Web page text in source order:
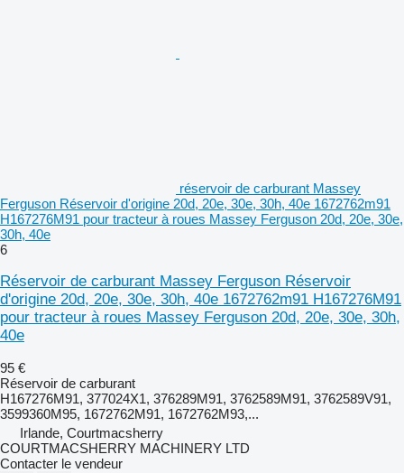
réservoir de carburant Massey
Ferguson Réservoir d'origine 20d, 20e, 30e, 30h, 40e 1672762m91
H167276M91 pour tracteur à roues Massey Ferguson 20d, 20e, 30e,
30h, 40e
6
Réservoir de carburant Massey Ferguson Réservoir
d'origine 20d, 20e, 30e, 30h, 40e 1672762m91 H167276M91
pour tracteur à roues Massey Ferguson 20d, 20e, 30e, 30h,
40e
95 €
Réservoir de carburant
H167276M91, 377024X1, 376289M91, 3762589M91, 3762589V91,
3599360M95, 1672762M91, 1672762M93,...
Irlande, Courtmacsherry
COURTMACSHERRY MACHINERY LTD
Contacter le vendeur